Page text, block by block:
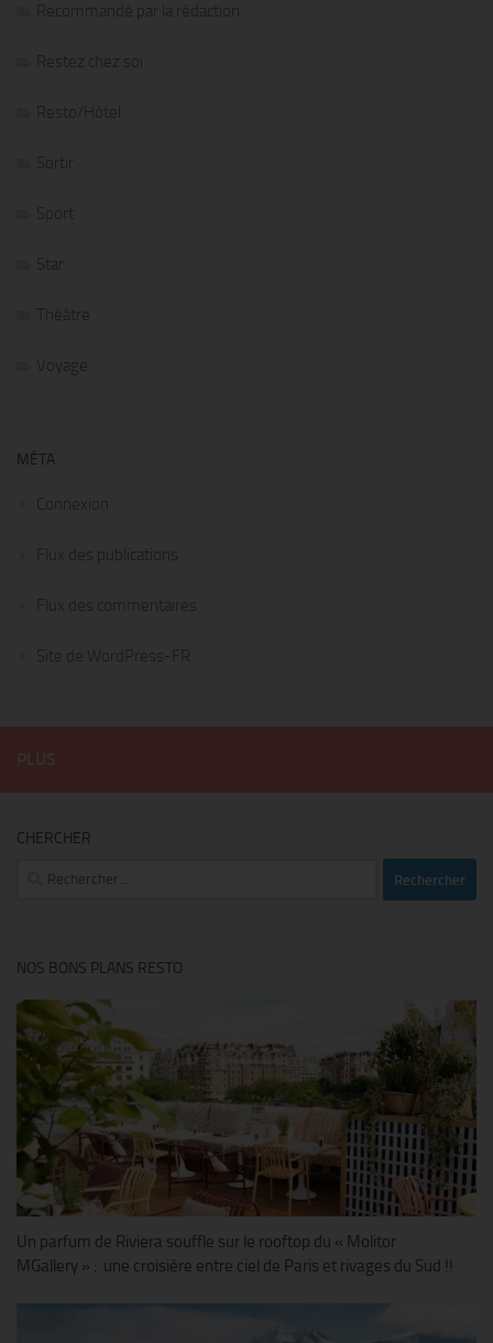
Recommandé par la rédaction
Restez chez soi
Resto/Hôtel
Sortir
Sport
Star
Théâtre
Voyage
MÉTA
Connexion
Flux des publications
Flux des commentaires
Site de WordPress-FR
CHERCHER
Rechercher :
NOS BONS PLANS RESTO
Un parfum de Riviera souffle sur le rooftop du « Molitor
MGallery » : une croisière entre ciel de Paris et rivages du Sud !!